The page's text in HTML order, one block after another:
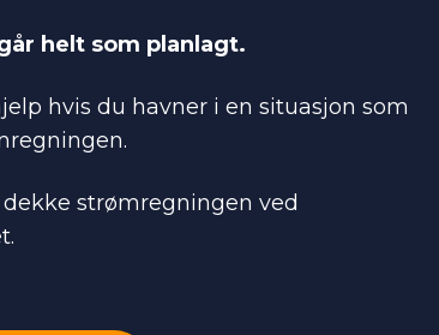
helt som planlagt.
hvis du havner i en situasjon som
strømregningen ved